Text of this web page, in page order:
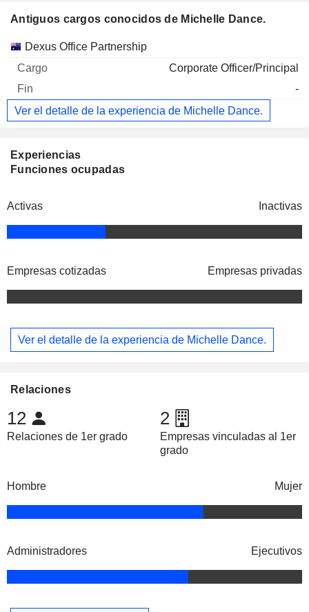
Antiguos cargos conocidos de Michelle Dance.
Empresas Cargo Fin
Dexus Office Partnership
Corporate Officer/Principal
-
Ver el detalle de la experiencia de Michelle Dance.
Experiencias
Funciones ocupadas
Activas Inactivas
Empresas cotizadas Empresas privadas
Ver el detalle de la experiencia de Michelle Dance.
Relaciones
12
Relaciones de 1er grado
2
Empresas vinculadas al 1er
grado
Hombre Mujer
Administradores Ejecutivos